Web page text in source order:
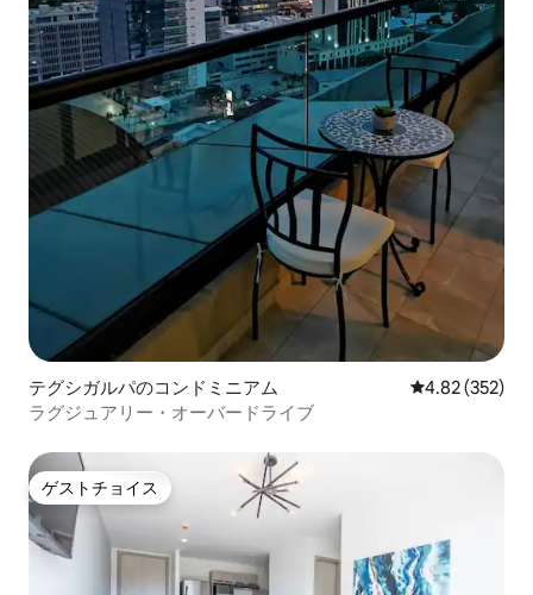
テグシガルパのコンドミニアム レビュー352
4.82 (352)
ラグジュアリー・オーバードライブ
ゲストチョイス
ゲストチョイス